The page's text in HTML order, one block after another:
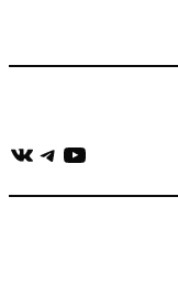
ВКонтакте
Telegram
YouTube